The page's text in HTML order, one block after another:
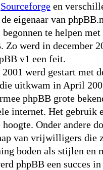
Sourceforge en
eigenaar van
te helpen met
Zo werd in december
v1 een feit.
werd gestart met
uitkwam in April
phpBB grote
internet. Het gebruik
Onder andere
van vrijwilligers die
boden als stijlen en
phpBB een succes